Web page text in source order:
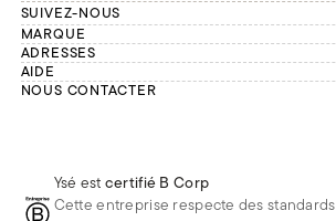
SUIVEZ-NOUS
MARQUE
Manifesto
Engagements
Seconde vie
ADRESSES
Paris
France
AIDE
Mon compte
Livraisons & Retours
Foire aux questions
NOUS CONTACTER
Téléphone
E-mail
Ysé estcertifié B Corp
Cette entreprise respecte des standards